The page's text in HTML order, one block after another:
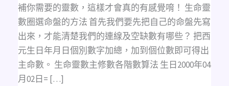
補你需要的靈數，這樣才會真的有感覺唷！ 生命靈
數圈選命盤的方法 首先我們要先把自己的命盤先寫
出來，才能清楚我們的連線及空缺數有哪些？ 把西
元生日年月日個別數字加總，加到個位數即可得出
主命數。 生命靈數主修數各階數算法 生日2000年04
月02日= […]